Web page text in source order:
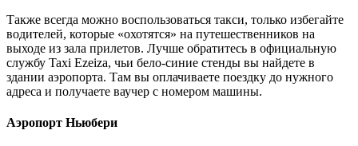
Также всегда можно воспользоваться такси, только избегайте
водителей, которые «охотятся» на путешественников на
выходе из зала прилетов. Лучше обратитесь в официальную
службу Taxi Ezeiza, чьи бело-синие стенды вы найдете в
здании аэропорта. Там вы оплачиваете поездку до нужного
адреса и получаете ваучер с номером машины.
Аэропорт Ньюбери